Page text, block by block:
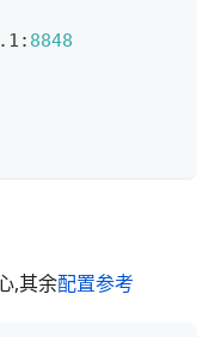
: 8848
,其余配置参考